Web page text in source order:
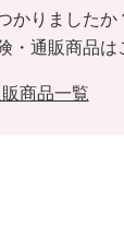
かりましたか
・通販商品は
商品一覧